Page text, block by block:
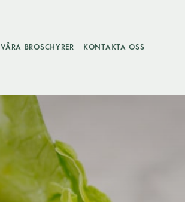
VÅRA BROSCHYRER KONTAKTA OSS